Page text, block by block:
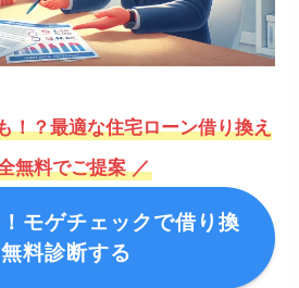
！？最適な住宅ローン借り換え
無料でご提案 ／
モゲチェックで借り換
料診断する